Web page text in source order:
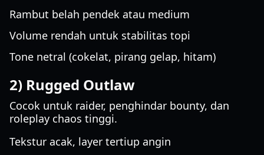
Rambut belah pendek atau medium
Volume rendah untuk stabilitas topi
Tone netral (cokelat, pirang gelap, hitam)
2) Rugged Outlaw
Cocok untuk raider, penghindar bounty, dan
roleplay chaos tinggi.
Tekstur acak, layer tertiup angin